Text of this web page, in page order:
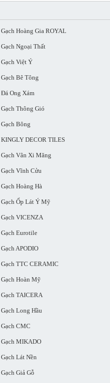
Gạch Hoàng Gia ROYAL
Gạch Ngoại Thất
Gạch Việt Ý
Gạch Bê Tông
Đá Ong Xám
Gạch Thông Gió
Gạch Bông
KINGLY DECOR TILES
Gạch Vân Xi Măng
Gạch Vĩnh Cửu
Gạch Hoàng Hà
Gạch Ốp Lát Ý Mỹ
Gạch VICENZA
Gạch Eurotile
Gạch APODIO
Gạch TTC CERAMIC
Gạch Hoàn Mỹ
Gạch TAICERA
Gạch Long Hầu
Gạch CMC
Gạch MIKADO
Gạch Lát Nền
Gạch Giả Gỗ